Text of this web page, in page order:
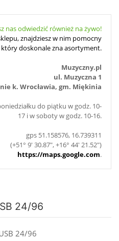
nas odwiedzić również na żywo!
znajdziesz w nim pomocny
doskonale zna asortyment.
Muzyczny.pl
ul. Muzyczna 1
k. Wrocławia, gm. Miękinia
do piątku w godz. 10-
17 i w soboty w godz. 10-16.
gps 51.158576, 16.739311
(+51° 9' 30.87", +16° 44' 21.52")
https://maps.google.com.
24/96
24/96